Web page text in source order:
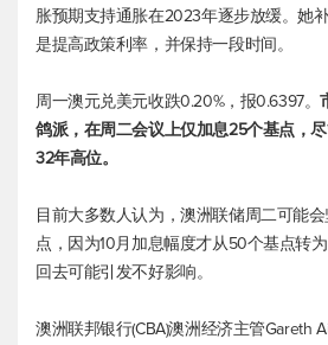
胀预期支持通胀在2023年逐步放缓。她
是提高政策利率，并保持一段时间。
周一澳元兑美元收跌0.20%，报0.6397。
鸽派，在周二会议上仅加息25个基点，
32年高位。
目前大多数人认为，澳洲联储周二可能
点，因为10月加息幅度才从50个基点转
回去可能引发不好影响。
澳洲联邦银行(CBA)澳洲经济主管Gareth